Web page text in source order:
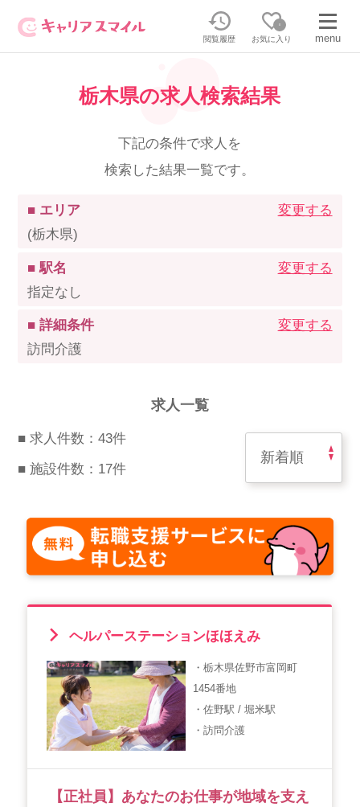
閲覧履歴
0
お気に入り menu
無料相談・お問い合わせはこちら
無料転職相談・お問い合わせの内容を
正社員／パートで働く
派遣で働く
介護の資格取得について
採用担当者様はこちら
正社員・パートの求人を探す
紹介会社を使うメリットについて
介護・看護のお仕事について
利用者の声
WEB勤怠
支店連絡先一覧
会社概要 個人情報保護方針
栃木県の求人検索結果
下記の条件で求人を
検索した結果一覧です。
■ エリア
(栃木県)
変更する
■ 駅名
指定なし
変更する
■ 詳細条件
訪問介護
変更する
求人一覧
■ 求人件数：43件
■ 施設件数：17件
ヘルパーステーションほほえみ
・栃木県佐野市富岡町
1454番地
・佐野駅 / 堀米駅
・訪問介護
【正社員】あなたのお仕事が地域を支え